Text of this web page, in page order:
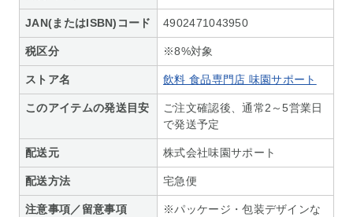
JAN(またはISBN)コード 4902471043950
税区分 ※8%対象
ストア名 飲料 食品専門店 味園サポート
このアイテムの発送目安
ご注文確認後、通常2～5営業日
で発送予定
配送元 株式会社味園サポート
配送方法 宅急便
注意事項／留意事項
※パッケージ・包装デザインな